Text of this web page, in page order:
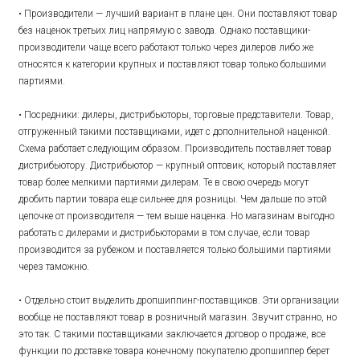
• Производители — лучший вариант в плане цен. Они поставляют товар
без наценок третьих лиц напрямую с завода. Однако поставщики-
производители чаще всего работают только через дилеров либо же
относятся к категории крупных и поставляют товар только большими
партиями.
• Посредники: дилеры, дистрибьюторы, торговые представители. Товар,
отгруженный такими поставщиками, идет с дополнительной наценкой.
Схема работает следующим образом. Производитель поставляет товар
дистрибьютору. Дистрибьютор — крупный оптовик, который поставляет
товар более мелкими партиями дилерам. Те в свою очередь могут
дробить партии товара еще сильнее для розницы. Чем дальше по этой
цепочке от производителя — тем выше наценка. Но магазинам выгодно
работать с дилерами и дистрибьюторами в том случае, если товар
производится за рубежом и поставляется только большими партиями
через таможню.
• Отдельно стоит выделить дропшиппинг-поставщиков. Эти организации
вообще не поставляют товар в розничный магазин. Звучит странно, но
это так. С такими поставщиками заключается договор о продаже, все
функции по доставке товара конечному покупателю дропшиппер берет